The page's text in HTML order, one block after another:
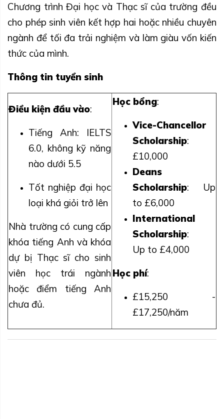
Chương trình Đại học và Thạc sĩ của trường đều
cho phép sinh viên kết hợp hai hoặc nhiều chuyên
ngành để tối đa trải nghiệm và làm giàu vốn kiến
thức của mình.
Thông tin tuyển sinh
Điều kiện đầu vào:
Tiếng Anh: IELTS
6.0, không kỹ năng
nào dưới 5.5
Tốt nghiệp đại học
loại khá giỏi trở lên
Nhà trường có cung cấp
khóa tiếng Anh và khóa
dự bị Thạc sĩ cho sinh
viên học trái ngành
hoặc điểm tiếng Anh
chưa đủ.
Học bổng:
Vice-Chancellor
Scholarship:
£10,000
Deans
Scholarship: Up
to £6,000
International
Scholarship:
Up to £4,000
Học phí:
£15,250 -
£17,250/năm